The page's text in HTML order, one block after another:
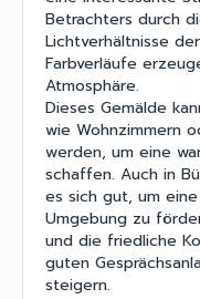
Betrachters durch
Lichtverhältnisse
Farbverläufe
Atmosphäre.
Dieses Gemälde
wie Wohnzimmern
werden, um eine
schaffen. Auch in
es sich gut, um
Umgebung zu
und die friedliche
guten
steigern.